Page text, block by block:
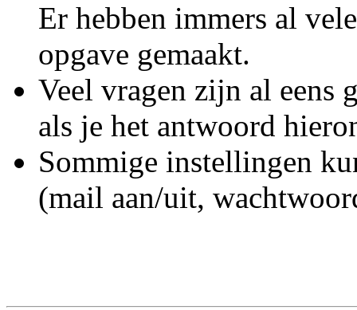
Er hebben immers al
opgave gemaakt.
Veel vragen zijn al eens
als je het antwoord
Sommige instellingen
(mail aan/uit,